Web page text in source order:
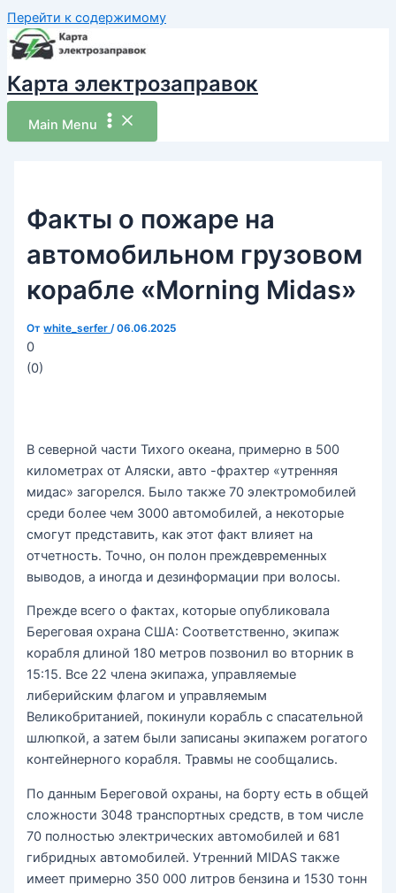
Перейти к содержимому
Карта электрозаправок
Main Menu
Факты о пожаре на
автомобильном грузовом
корабле «Morning Midas»
Отwhite_serfer/06.06.2025
0
(0)
В северной части Тихого океана, примерно в 500
километрах от Аляски, авто -фрахтер «утренняя
мидас» загорелся. Было также 70 электромобилей
среди более чем 3000 автомобилей, а некоторые
смогут представить, как этот факт влияет на
отчетность. Точно, он полон преждевременных
выводов, а иногда и дезинформации при волосы.
Прежде всего о фактах, которые опубликовала
Береговая охрана США: Соответственно, экипаж
корабля длиной 180 метров позвонил во вторник в
15:15. Все 22 члена экипажа, управляемые
либерийским флагом и управляемым
Великобританией, покинули корабль с спасательной
шлюпкой, а затем были записаны экипажем рогатого
контейнерного корабля. Травмы не сообщались.
По данным Береговой охраны, на борту есть в общей
сложности 3048 транспортных средств, в том числе
70 полностью электрических автомобилей и 681
гибридных автомобилей. Утренний MIDAS также
имеет примерно 350 000 литров бензина и 1530 тонн